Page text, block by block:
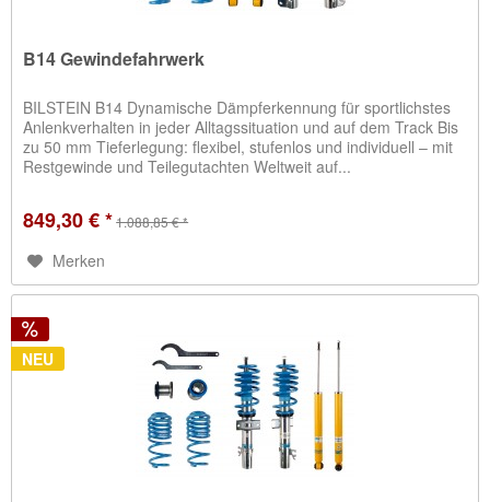
B14 Gewindefahrwerk
BILSTEIN B14 Dynamische Dämpferkennung für sportlichstes
Anlenkverhalten in jeder Alltagssituation und auf dem Track Bis
zu 50 mm Tieferlegung: flexibel, stufenlos und individuell – mit
Restgewinde und Teilegutachten Weltweit auf...
849,30 € *1.088,85 € *
Merken
NEU